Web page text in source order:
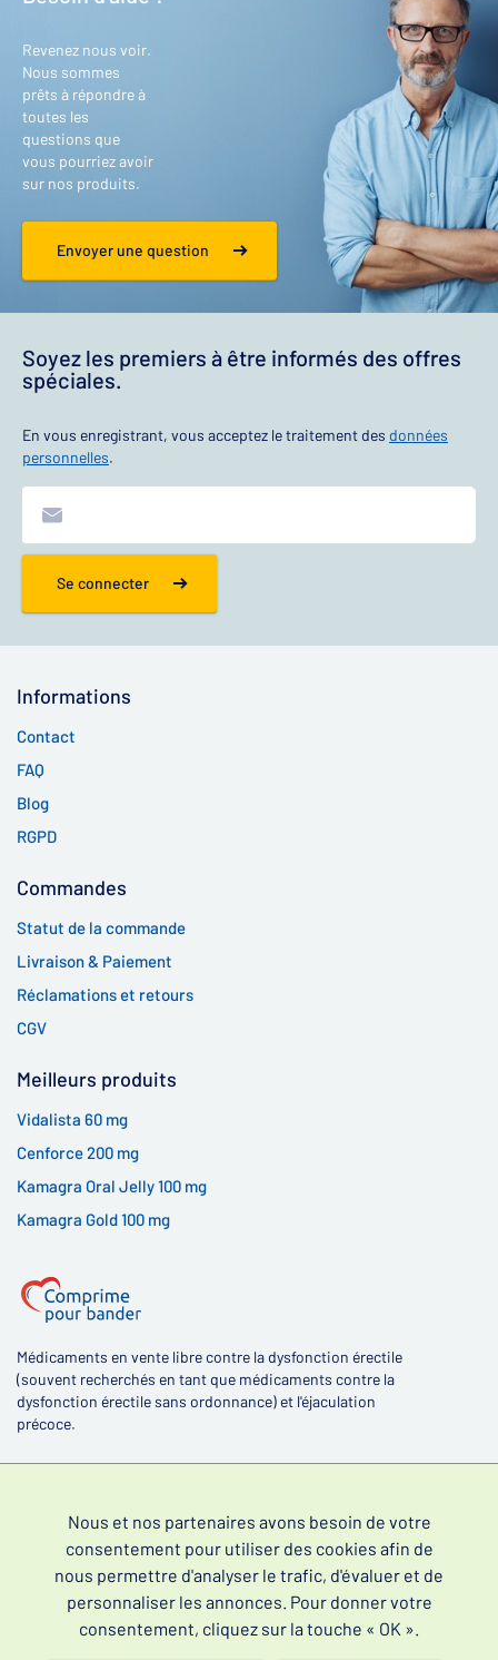
Revenez nous voir.
Nous sommes
prêts à répondre à
toutes les
questions que
vous pourriez avoir
sur nos produits.
Envoyer une question
Soyez les premiers à être informés des offres
spéciales.
En vous enregistrant, vous acceptez le traitement des données
personnelles.
Se connecter
Informations
Contact
FAQ
Blog
RGPD
Commandes
Statut de la commande
Livraison & Paiement
Réclamations et retours
CGV
Meilleurs produits
Vidalista 60 mg
Cenforce 200 mg
Kamagra Oral Jelly 100 mg
Kamagra Gold 100 mg
Médicaments en vente libre contre la dysfonction érectile
(souvent recherchés en tant que médicaments contre la
dysfonction érectile sans ordonnance) et l'éjaculation
précoce.
4,4
Nous et nos partenaires avons besoin de votre
consentement pour utiliser des cookies afin de
nous permettre d'analyser le trafic, d'évaluer et de
personnaliser les annonces. Pour donner votre
consentement, cliquez sur la touche « OK ».